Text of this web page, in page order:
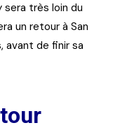
sera très loin du
un retour à San
avant de finir sa